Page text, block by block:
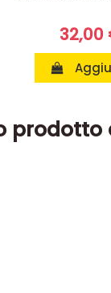
32,00
prodotto